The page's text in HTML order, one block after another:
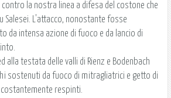
la nostra linea a difesa del costone che
Salesei. L'attacco, nonostante fosse
da intensa azione di fuoco e da lancio di
alla testata delle valli di Rienz e Bodenbach
sostenuti da fuoco di mitragliatrici e getto di
respinti.